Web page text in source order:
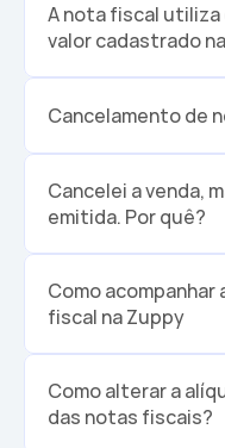
A nota fiscal utiliza
valor cadastrado
Cancelamento de
Cancelei a venda,
emitida. Por quê?
Como acompanhar
fiscal na Zuppy
Como alterar a
das notas fiscais?